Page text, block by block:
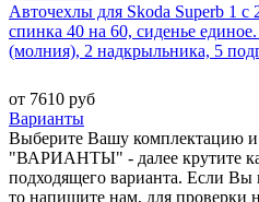
Авточехлы для Skoda Superb 1 с
спинка 40 на 60, сиденье
(молния), 2 надкрыльника, 5
от 7610 руб
Варианты
Выберите Вашу комплектацию
"ВАРИАНТЫ" - далее крутите
подходящего варианта. Если
то напишите нам, для проверки